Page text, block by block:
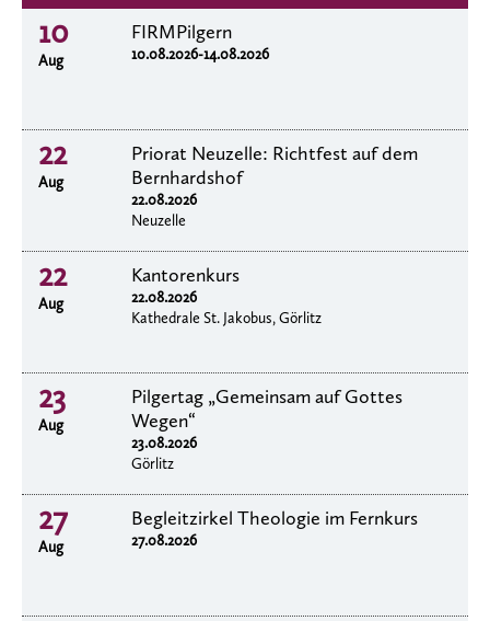
10
Aug
FIRMPilgern
10.08.2026-14.08.2026
22
Aug
Priorat Neuzelle: Richtfest auf dem
Bernhardshof
22.08.2026
Neuzelle
22
Aug
Kantorenkurs
22.08.2026
Kathedrale St. Jakobus, Görlitz
23
Aug
Pilgertag „Gemeinsam auf Gottes
Wegen“
23.08.2026
Görlitz
27
Aug
Begleitzirkel Theologie im Fernkurs
27.08.2026